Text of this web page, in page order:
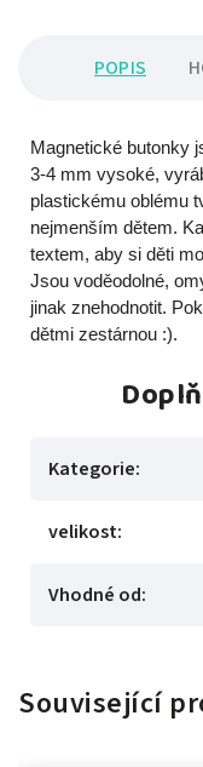
POPIS
Magnetické butonky
3-4 mm vysoké,
plastickému oblému
nejmenším dětem.
textem, aby si děti
Jsou voděodolné,
jinak znehodnotit.
dětmi zestárnou :).
Kategorie:
velikost:
Vhodné od:
Související